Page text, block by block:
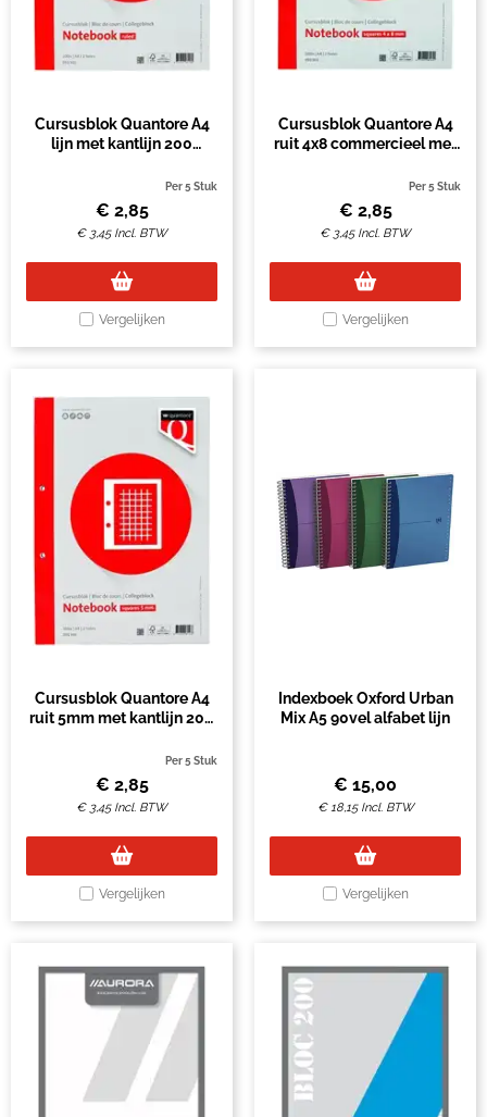
Cursusblok Quantore A4
lijn met kantlijn 200
Per 5 Stuk
€ 2,85
€ 3,45 Incl. BTW
Vergelijken
Cursusblok Quantore A4
ruit 4x8 commercieel met
Per 5 Stuk
€ 2,85
€ 3,45 Incl. BTW
Vergelijken
Cursusblok Quantore A4
ruit 5mm met kantlijn 200
Per 5 Stuk
€ 2,85
€ 3,45 Incl. BTW
Vergelijken
Indexboek Oxford Urban
Mix A5 90vel alfabet lijn
€ 15,00
€18,15 Incl. BTW
Vergelijken